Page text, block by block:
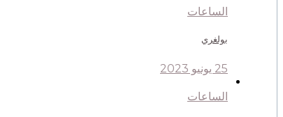
الساعات
بولغري
25 يونيو 2023
الساعات